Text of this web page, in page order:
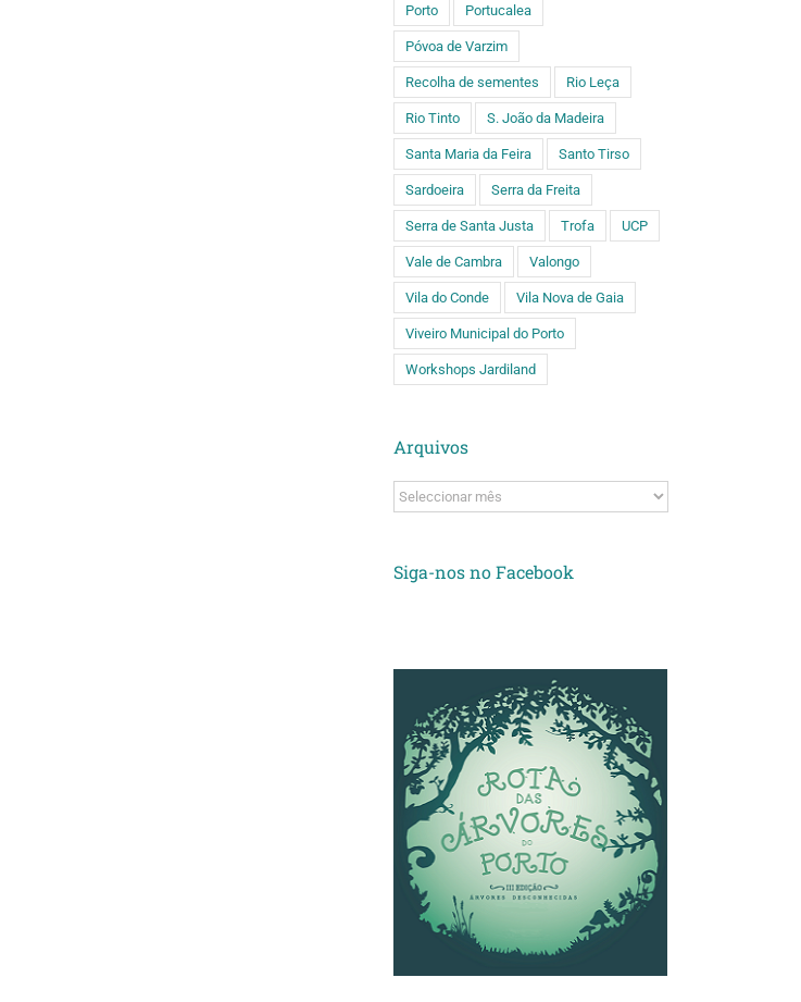
Porto Portucalea
Póvoa de Varzim
Recolha de sementes Rio Leça
Rio Tinto S. João da Madeira
Santa Maria da Feira Santo Tirso
Sardoeira Serra da Freita
Serra de Santa Justa Trofa UCP
Vale de Cambra Valongo
Vila do Conde Vila Nova de Gaia
Viveiro Municipal do Porto
Workshops Jardiland
Arquivos
Arquivos
Siga-nos no Facebook